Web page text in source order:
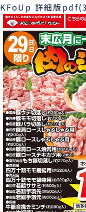
詳細版